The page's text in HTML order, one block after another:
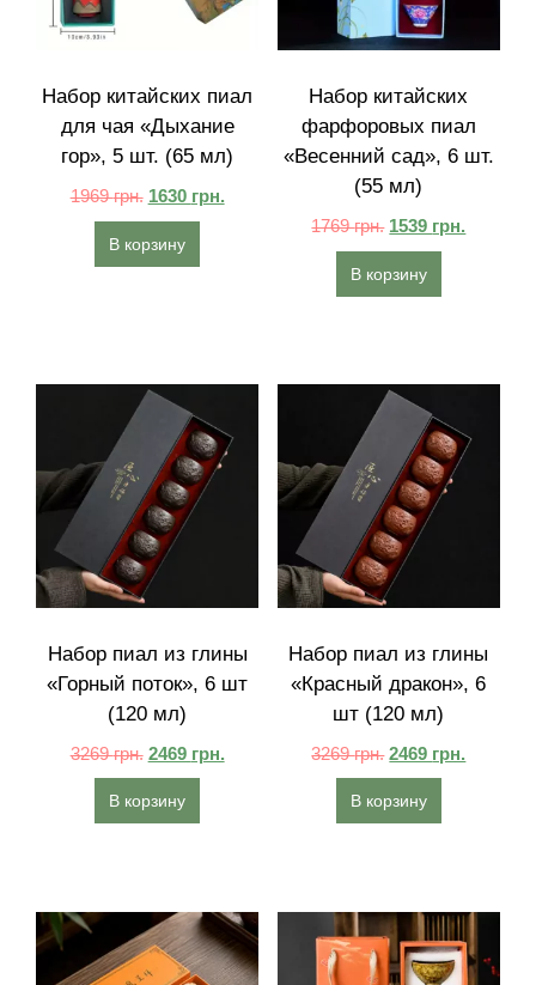
Набор китайских пиал
для чая «Дыхание
гор»‎, 5 шт. (65 мл)
1969грн. 1630 грн.
В корзину
Набор китайских
фарфоровых пиал
«Весенний сад»‎, 6 шт.
(55 мл)
1769грн. 1539 грн.
В корзину
Набор пиал из глины
«Горный поток», 6 шт
(120 мл)
3269грн. 2469 грн.
В корзину
Набор пиал из глины
«Красный дракон», 6
шт (120 мл)
3269грн. 2469 грн.
В корзину